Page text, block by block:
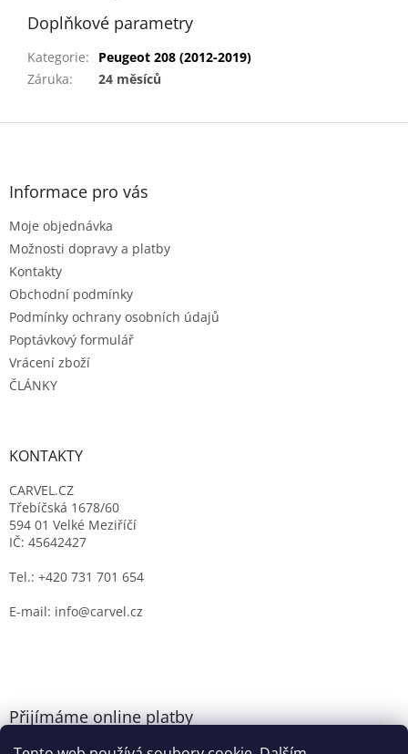
Doplňkové parametry
Kategorie:
Peugeot 208 (2012-2019)
Záruka: 24 měsíců
Z
Informace pro vás
Moje objednávka
Možnosti dopravy a platby
Kontakty
Obchodní podmínky
Podmínky ochrany osobních údajů
Poptávkový formulář
Vrácení zboží
ČLÁNKY
KONTAKTY
CARVEL.CZ
Třebíčská 1678/60
594 01 Velké Meziříčí
IČ: 45642427
Tel.: +420 731 701 654
E-mail: info@carvel.cz
Přijímáme online platby